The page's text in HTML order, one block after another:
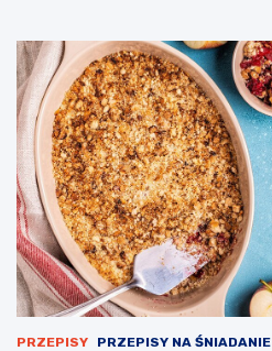
PRZEPISY PRZEPISY NA ŚNIADANIE